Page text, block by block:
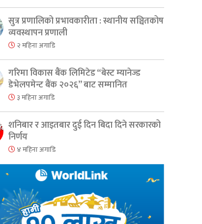
सुत्र प्रणालिको प्रभावकारीता : स्थानीय सञ्चितकोष
व्यवस्थापन प्रणाली
२ महिना अगाडि
गरिमा विकास बैंक लिमिटेड “बेस्ट म्यानेज्ड
डेभेलपमेन्ट बैंक २०२६” बाट सम्मानित
३ महिना अगाडि
शनिबार र आइतबार दुई दिन बिदा दिने सरकारको
निर्णय
४ महिना अगाडि